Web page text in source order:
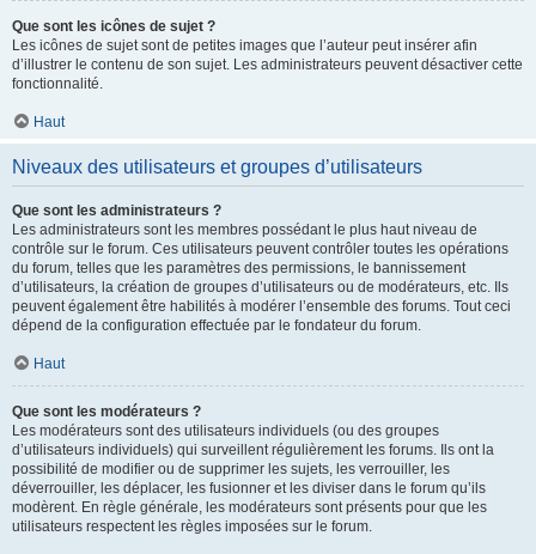
Que sont les icônes de sujet ?
Les icônes de sujet sont de petites images que l’auteur peut insérer afin
d’illustrer le contenu de son sujet. Les administrateurs peuvent désactiver cette
fonctionnalité.
Haut
Niveaux des utilisateurs et groupes d’utilisateurs
Que sont les administrateurs ?
Les administrateurs sont les membres possédant le plus haut niveau de
contrôle sur le forum. Ces utilisateurs peuvent contrôler toutes les opérations
du forum, telles que les paramètres des permissions, le bannissement
d’utilisateurs, la création de groupes d’utilisateurs ou de modérateurs, etc. Ils
peuvent également être habilités à modérer l’ensemble des forums. Tout ceci
dépend de la configuration effectuée par le fondateur du forum.
Haut
Que sont les modérateurs ?
Les modérateurs sont des utilisateurs individuels (ou des groupes
d’utilisateurs individuels) qui surveillent régulièrement les forums. Ils ont la
possibilité de modifier ou de supprimer les sujets, les verrouiller, les
déverrouiller, les déplacer, les fusionner et les diviser dans le forum qu’ils
modèrent. En règle générale, les modérateurs sont présents pour que les
utilisateurs respectent les règles imposées sur le forum.